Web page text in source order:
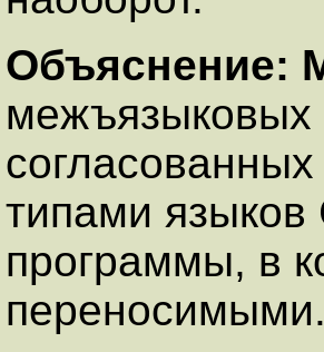
Объяснение:
межъязыковых
типами
программы, в